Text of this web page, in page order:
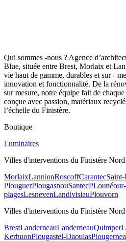
Qui sommes -nous ? Agence
Blue, située entre Brest, Morlaix et
vie haut de gamme, durables et sur -
innovation et fonctionnalité. De la
sur mesure, notre équipe fait de
conçue avec passion, matériaux
l’échelle du Finistère.
Boutique
Luminaires
Villes d'interventions du Finistère
MorlaixLannionRoscoffCarantec
PlouguerPlougasnouSantec
plagesLesnevenLandivisiauPlouvorn
Villes d'interventions du Finistère
BrestLanderneauLanderneauQuimper
KerhuonPlougastel-Daoulas